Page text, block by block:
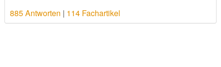
885 Antworten | 114 Fachartikel